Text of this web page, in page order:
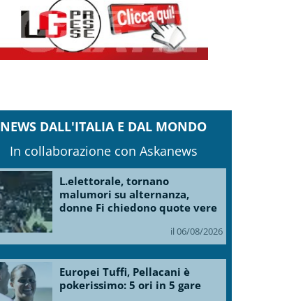
NEWS DALL'ITALIA E DAL MONDO
In collaborazione con Askanews
L.elettorale, tornano
malumori su alternanza,
donne Fi chiedono quote vere
il 06/08/2026
Europei Tuffi, Pellacani è
pokerissimo: 5 ori in 5 gare